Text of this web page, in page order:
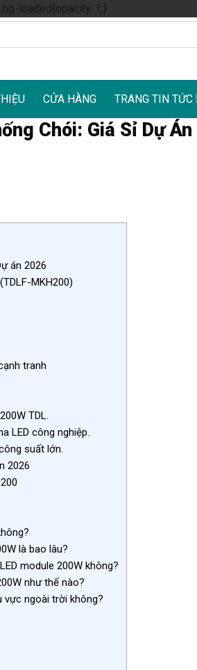
loaded{opacity: 1;}Skip
to
CỬA HÀNG TRANG TIN TỨC
Chói: Giá Sỉ Dự
án 2026
MKH200)
tranh
TDL.
LED công nghiệp.
suất lớn.
2026
là bao lâu?
module 200W không?
như thế nào?
vực ngoài trời không?